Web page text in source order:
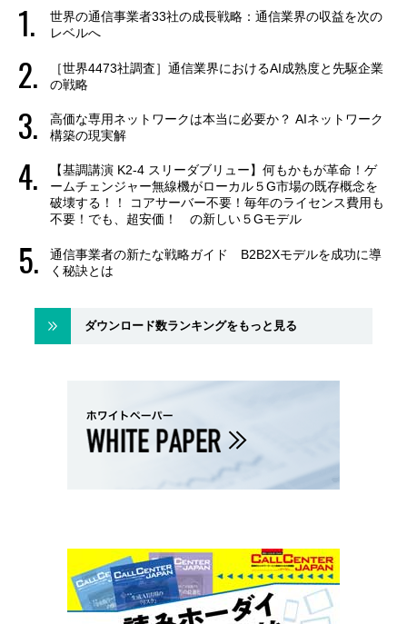
世界の通信事業者33社の成長戦略：通信業界の収益を次の
レベルへ
［世界4473社調査］通信業界におけるAI成熟度と先駆企業
の戦略
高価な専用ネットワークは本当に必要か？ AIネットワーク
構築の現実解
【基調講演 K2-4 スリーダブリュー】何もかもが革命！ゲ
ームチェンジャー無線機がローカル５G市場の既存概念を
破壊する！！ コアサーバー不要！毎年のライセンス費用も
不要！でも、超安価！ の新しい５Gモデル
通信事業者の新たな戦略ガイド B2B2Xモデルを成功に導
く秘訣とは
ダウンロード数ランキングをもっと見る